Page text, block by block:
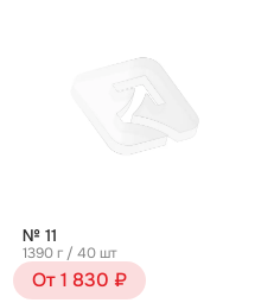
№ 11
1390 г / 40 шт
От 1 830 ₽